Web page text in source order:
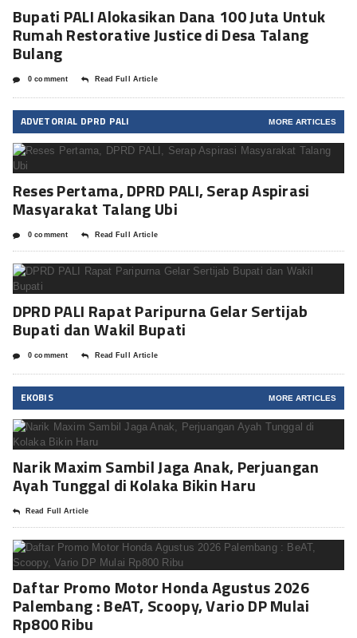
Bupati PALI Alokasikan Dana 100 Juta Untuk
Rumah Restorative Justice di Desa Talang
Bulang
0 comment Read Full Article
ADVETORIAL DPRD PALI MORE ARTICLES
Reses Pertama, DPRD PALI, Serap Aspirasi
Masyarakat Talang Ubi
0 comment Read Full Article
DPRD PALI Rapat Paripurna Gelar Sertijab
Bupati dan Wakil Bupati
0 comment Read Full Article
EKOBIS MORE ARTICLES
Narik Maxim Sambil Jaga Anak, Perjuangan
Ayah Tunggal di Kolaka Bikin Haru
Read Full Article
Daftar Promo Motor Honda Agustus 2026
Palembang : BeAT, Scoopy, Vario DP Mulai
Rp800 Ribu